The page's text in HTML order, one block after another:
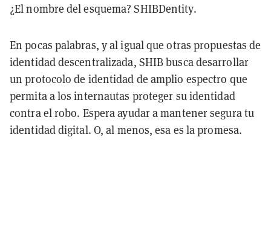
¿El nombre del esquema? SHIBDentity.
En pocas palabras, y al igual que otras propuestas de
identidad descentralizada, SHIB busca desarrollar
un protocolo de identidad de amplio espectro que
permita a los internautas proteger su identidad
contra el robo. Espera ayudar a mantener segura tu
identidad digital. O, al menos, esa es la promesa.